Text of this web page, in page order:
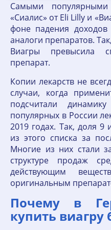
Самыми популярными
«Сиалис» от Eli Lilly и
фоне падения
аналоги препаратов.
Виагры превысила
препарат.
Копии лекарств не
случаи, когда
подсчитали
популярных в России
2019 годах. Так, доля 9
из этого списка за
Многие из них стали
структуре продаж
действующим
оригинальным
Почему в
купить виагру